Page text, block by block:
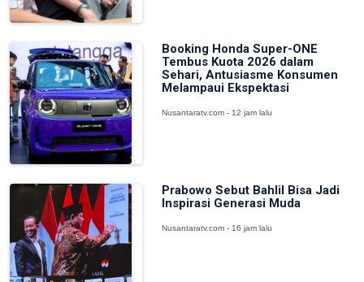
Booking Honda Super-ONE
Tembus Kuota 2026 dalam
Sehari, Antusiasme Konsumen
Melampaui Ekspektasi
Nusantaratv.com - 12 jam lalu
Prabowo Sebut Bahlil Bisa Jadi
Inspirasi Generasi Muda
Nusantaratv.com - 16 jam lalu